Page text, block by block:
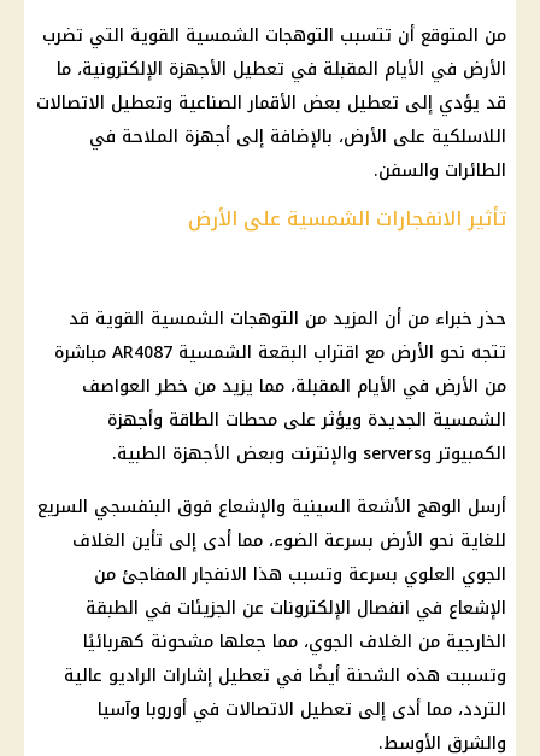
من المتوقع أن تتسبب التوهجات الشمسية القوية التي تضرب
الأرض في الأيام المقبلة في تعطيل الأجهزة الإلكترونية، ما
قد يؤدي إلى تعطيل بعض الأقمار الصناعية وتعطيل الاتصالات
اللاسلكية على الأرض، بالإضافة إلى أجهزة الملاحة في
الطائرات والسفن.
تأثير الانفجارات الشمسية على الأرض
حذر خبراء من أن المزيد من التوهجات الشمسية القوية قد
تتجه نحو الأرض مع اقتراب البقعة الشمسية AR4087 مباشرة
من الأرض في الأيام المقبلة، مما يزيد من خطر العواصف
الشمسية الجديدة ويؤثر على محطات الطاقة وأجهزة
الكمبيوتر وservers والإنترنت وبعض الأجهزة الطبية.
أرسل الوهج الأشعة السينية والإشعاع فوق البنفسجي السريع
للغاية نحو الأرض بسرعة الضوء، مما أدى إلى تأين الغلاف
الجوي العلوي بسرعة وتسبب هذا الانفجار المفاجئ من
الإشعاع في انفصال الإلكترونات عن الجزيئات في الطبقة
الخارجية من الغلاف الجوي، مما جعلها مشحونة كهربائيًا
وتسببت هذه الشحنة أيضًا في تعطيل إشارات الراديو عالية
التردد، مما أدى إلى تعطيل الاتصالات في أوروبا وآسيا
والشرق الأوسط.